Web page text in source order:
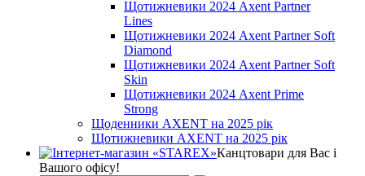
Щотижневики 2024 Axent Partner
Lines
Щотижневики 2024 Axent Partner Soft
Diamond
Щотижневики 2024 Axent Partner Soft
Skin
Щотижневики 2024 Axent Prime
Strong
Щоденники AXENT на 2025 рік
Щотижневики AXENT на 2025 рік
Канцтовари для Вас і
Вашого офісу!